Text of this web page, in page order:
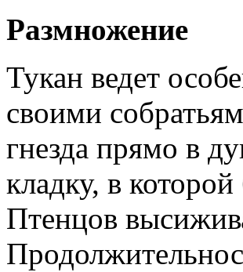
Размножение
Тукан ведет
своими
гнезда прямо в
кладку, в
Птенцов